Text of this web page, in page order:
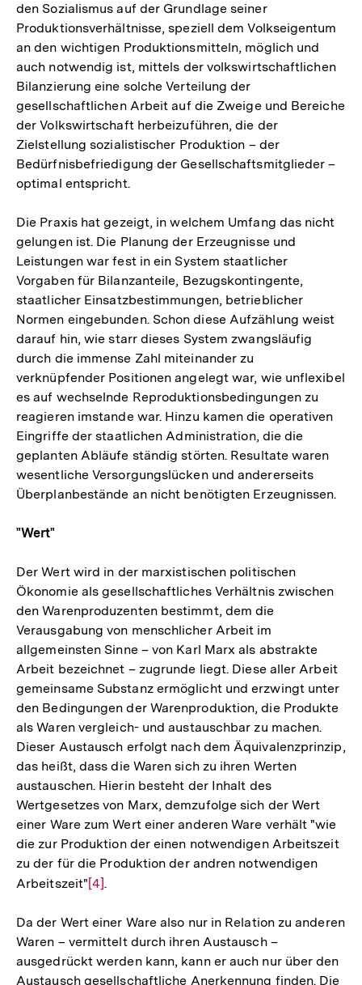
den Sozialismus auf der Grundlage seiner
Produktionsverhältnisse, speziell dem Volkseigentum
an den wichtigen Produktionsmitteln, möglich und
auch notwendig ist, mittels der volkswirtschaftlichen
Bilanzierung eine solche Verteilung der
gesellschaftlichen Arbeit auf die Zweige und Bereiche
der Volkswirtschaft herbeizuführen, die der
Zielstellung sozialistischer Produktion – der
Bedürfnisbefriedigung der Gesellschaftsmitglieder –
optimal entspricht.
Die Praxis hat gezeigt, in welchem Umfang das nicht
gelungen ist. Die Planung der Erzeugnisse und
Leistungen war fest in ein System staatlicher
Vorgaben für Bilanzanteile, Bezugskontingente,
staatlicher Einsatzbestimmungen, betrieblicher
Normen eingebunden. Schon diese Aufzählung weist
darauf hin, wie starr dieses System zwangsläufig
durch die immense Zahl miteinander zu
verknüpfender Positionen angelegt war, wie unflexibel
es auf wechselnde Reproduktionsbedingungen zu
reagieren imstande war. Hinzu kamen die operativen
Eingriffe der staatlichen Administration, die die
geplanten Abläufe ständig störten. Resultate waren
wesentliche Versorgungslücken und andererseits
Überplanbestände an nicht benötigten Erzeugnissen.
"Wert"
Der Wert wird in der marxistischen politischen
Ökonomie als gesellschaftliches Verhältnis zwischen
den Warenproduzenten bestimmt, dem die
Verausgabung von menschlicher Arbeit im
allgemeinsten Sinne – von Karl Marx als abstrakte
Arbeit bezeichnet – zugrunde liegt. Diese aller Arbeit
gemeinsame Substanz ermöglicht und erzwingt unter
den Bedingungen der Warenproduktion, die Produkte
als Waren vergleich- und austauschbar zu machen.
Dieser Austausch erfolgt nach dem Äquivalenzprinzip,
das heißt, dass die Waren sich zu ihren Werten
austauschen. Hierin besteht der Inhalt des
Wertgesetzes von Marx, demzufolge sich der Wert
einer Ware zum Wert einer anderen Ware verhält "wie
die zur Produktion der einen notwendigen Arbeitszeit
zu der für die Produktion der andren notwendigen
Arbeitszeit" Zur
der
Fußnote
[4].
Da der Wert einer Ware also nur in Relation zu anderen
Waren – vermittelt durch ihren Austausch –
ausgedrückt werden kann, kann er auch nur über den
Austausch gesellschaftliche Anerkennung finden. Die